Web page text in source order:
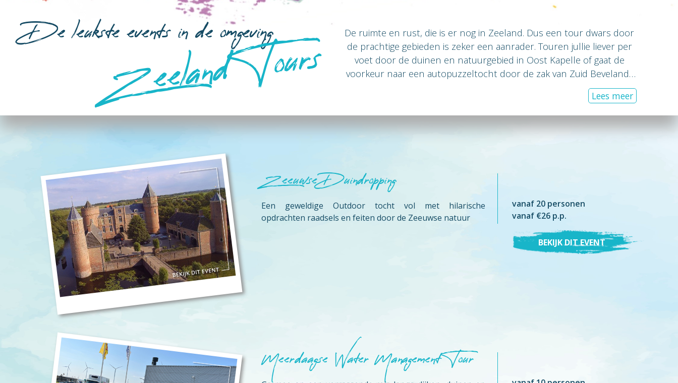
De leukste events in de omgeving
Zeeland Tours
De ruimte en rust, die is er nog in Zeeland. Dus een tour dwars door
de prachtige gebieden is zeker een aanrader. Touren jullie liever per
voet door de duinen en natuurgebied in Oost Kapelle of gaat de
voorkeur naar een autopuzzeltocht door de zak van Zuid Beveland?
Een Bedrijfsuitje in Zeeland is zonder meer gezellig en de moeite …
Lees meer
Zeeuwse Duindropping
Een geweldige Outdoor tocht vol met hilarische
opdrachten raadsels en feiten door de Zeeuwse natuur
vanaf 20 personen
vanaf €26 p.p.
BEKIJK DIT EVENT
Meerdaagse Water Management Tour